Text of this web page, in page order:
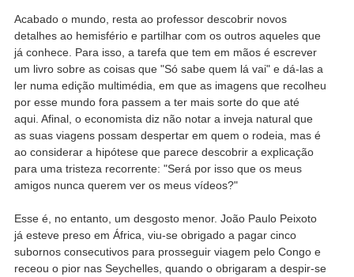
Acabado o mundo, resta ao professor descobrir novos
detalhes ao hemisfério e partilhar com os outros aqueles que
já conhece. Para isso, a tarefa que tem em mãos é escrever
um livro sobre as coisas que "Só sabe quem lá vai" e dá-las a
ler numa edição multimédia, em que as imagens que recolheu
por esse mundo fora passem a ter mais sorte do que até
aqui. Afinal, o economista diz não notar a inveja natural que
as suas viagens possam despertar em quem o rodeia, mas é
ao considerar a hipótese que parece descobrir a explicação
para uma tristeza recorrente: "Será por isso que os meus
amigos nunca querem ver os meus vídeos?"
Esse é, no entanto, um desgosto menor. João Paulo Peixoto
já esteve preso em África, viu-se obrigado a pagar cinco
subornos consecutivos para prosseguir viagem pelo Congo e
receou o pior nas Seychelles, quando o obrigaram a despir-se